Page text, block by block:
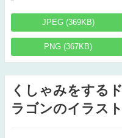
JPEG (369KB)
PNG (367KB)
くしゃみをするド
ラゴンのイラスト